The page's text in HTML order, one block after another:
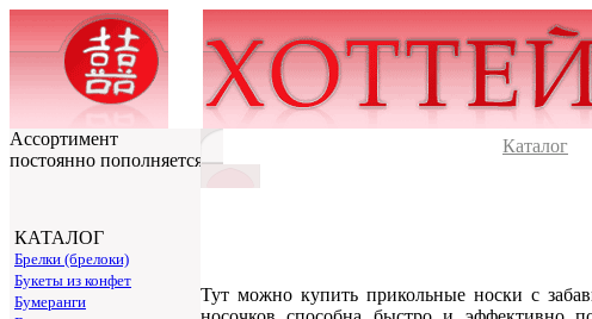
Ассортимент
постоянно пополняется
КАТАЛОГ
Брелки (брелоки)
Букеты из конфет
Бумеранги
Каталог
Тут можно купить прикольные носки с